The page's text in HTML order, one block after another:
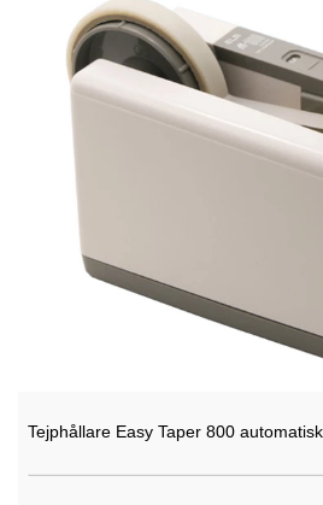
Tejphållare Easy Taper 800 automatisk